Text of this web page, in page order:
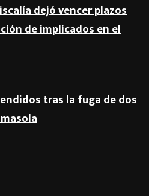
dejó vencer plazos
de implicados en el
tras la fuga de dos